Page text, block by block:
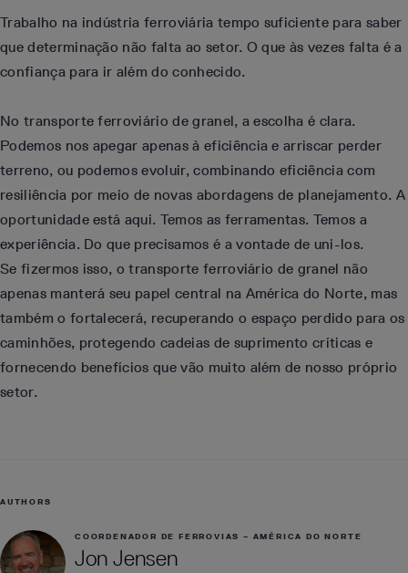
Trabalho na indústria ferroviária tempo suficiente para saber
que determinação não falta ao setor. O que às vezes falta é a
confiança para ir além do conhecido.
No transporte ferroviário de granel, a escolha é clara.
Podemos nos apegar apenas à eficiência e arriscar perder
terreno, ou podemos evoluir, combinando eficiência com
resiliência por meio de novas abordagens de planejamento. A
oportunidade está aqui. Temos as ferramentas. Temos a
experiência. Do que precisamos é a vontade de uni-los.
Se fizermos isso, o transporte ferroviário de granel não
apenas manterá seu papel central na América do Norte, mas
também o fortalecerá, recuperando o espaço perdido para os
caminhões, protegendo cadeias de suprimento críticas e
fornecendo benefícios que vão muito além de nosso próprio
setor.
AUTHORS
COORDENADOR DE FERROVIAS – AMÉRICA DO NORTE
Jon Jensen